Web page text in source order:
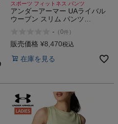
スポーツ フィットネス パンツ
アンダーアーマー UAライバル
ウーブン スリム パンツ
Woven Slim Pants
- （0件 ）
販売価格 ¥8,470税込
在庫を見る